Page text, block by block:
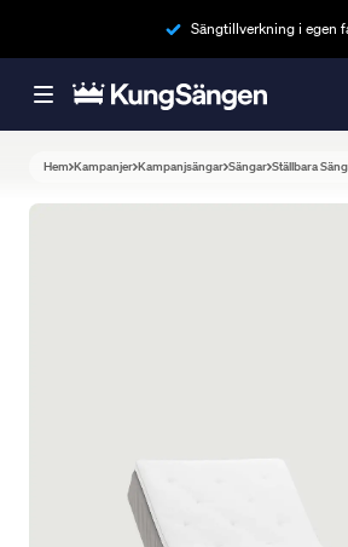
Sängtillverkning i egen
Hem Kampanjer Kampanjsängar Sängar Ställbara